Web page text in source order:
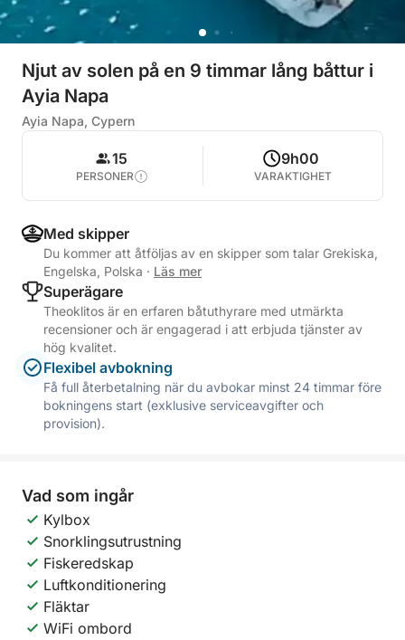
Njut av solen på en 9 timmar lång båttur i
Ayia Napa
Ayia Napa, Cypern
15
PERSONER
9h00
VARAKTIGHET
Med skipper
Du kommer att åtföljas av en skipper som talar Grekiska,
Engelska, Polska · Läs mer
Superägare
Theoklitos är en erfaren båtuthyrare med utmärkta
recensioner och är engagerad i att erbjuda tjänster av
hög kvalitet.
Flexibel avbokning
Få full återbetalning när du avbokar minst 24 timmar före
bokningens start (exklusive serviceavgifter och
provision).
Vad som ingår
Kylbox
Snorklingsutrustning
Fiskeredskap
Luftkonditionering
Fläktar
WiFi ombord